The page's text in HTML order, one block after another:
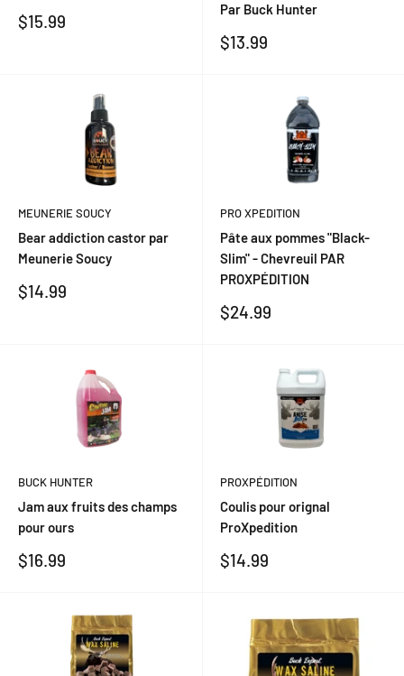
Prix
$15.99
Par Buck Hunter
Prix
$13.99
MEUNERIE SOUCY
Bear addiction castor par
Meunerie Soucy
Prix
$14.99
PRO XPEDITION
Pâte aux pommes "Black-
Slim" - Chevreuil PAR
PROXPÉDITION
Prix
$24.99
BUCK HUNTER
Jam aux fruits des champs
pour ours
Prix
$16.99
PROXPÉDITION
Coulis pour orignal
ProXpedition
Prix
$14.99